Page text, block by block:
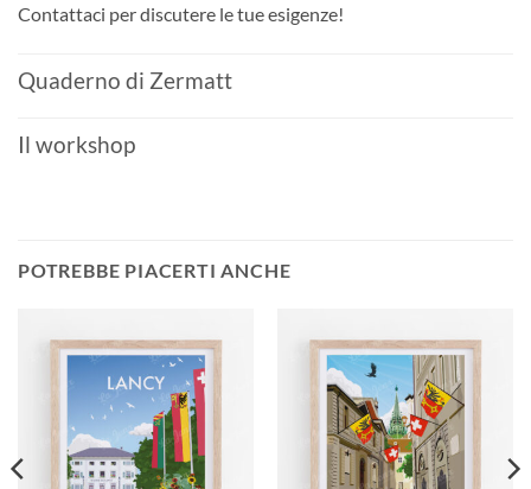
Contattaci per discutere le tue esigenze!
Quaderno di Zermatt
Il workshop
POTREBBE PIACERTI ANCHE